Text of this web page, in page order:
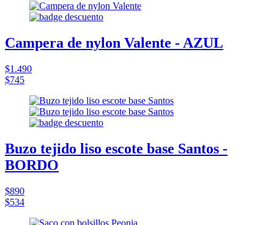
Campera de nylon Valente - AZUL
$1.490
$745
Buzo tejido liso escote base Santos -
BORDO
$890
$534